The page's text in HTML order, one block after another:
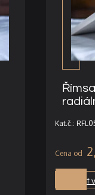
Kat.č.:
Vybrat